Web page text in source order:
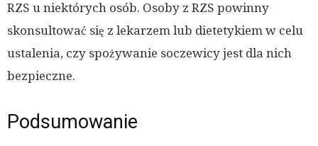
RZS u niektórych osób. Osoby z RZS powinny
skonsultować się z lekarzem lub dietetykiem w celu
ustalenia, czy spożywanie soczewicy jest dla nich
bezpieczne.
Podsumowanie